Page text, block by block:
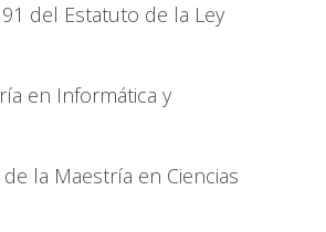
del Estatuto de la Ley
en Informática y
la Maestría en Ciencias